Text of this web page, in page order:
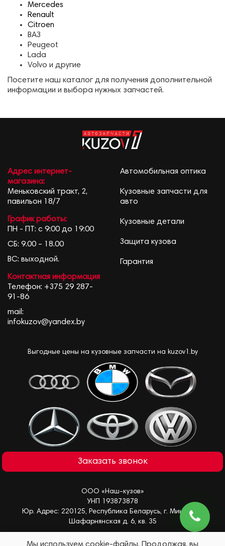
Mercedes
Renault
Citroen
ВАЗ
Peugeot
Lada
Volvo и другие
Посетите наш каталог для получения дополнительной
информации и выбора нужных запчастей.
Адрес интернет-
магазина:
Меньковский тракт, 2,
павильон 18/7
График работы:
ПН - ПТ: с 9:00 до 19:00
СБ: 9.00 – 18.00
ВС: выходной.
Контактная информация
Телефон: +375 29 287-
91-86
mail:
infokuzov@yandex.by
Автомобильная оптика
Кузовные запчасти для
авто
Кузовные детали
Защита кузова
Гарантия
Выгодные цены на кузовные запчасти на kuzov1.by
Заказать звонок
ООО «Наш-кузов»
УНП 193873878
Юр. Адрес: 220125, Республика Беларусь, г. Минск, ул.
Шафарнянская д. 6, кв. 35